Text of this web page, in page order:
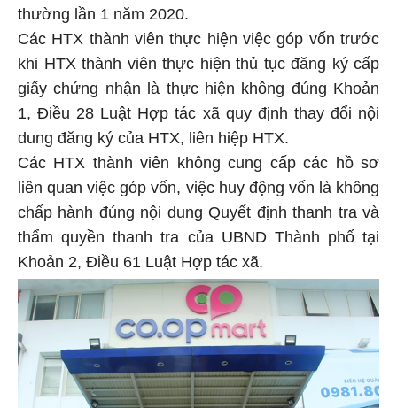
thường lần 1 năm 2020.
Các HTX thành viên thực hiện việc góp vốn trước
khi HTX thành viên thực hiện thủ tục đăng ký cấp
giấy chứng nhận là thực hiện không đúng Khoản
1, Điều 28 Luật Hợp tác xã quy định thay đổi nội
dung đăng ký của HTX, liên hiệp HTX.
Các HTX thành viên không cung cấp các hồ sơ
liên quan việc góp vốn, việc huy động vốn là không
chấp hành đúng nội dung Quyết định thanh tra và
thẩm quyền thanh tra của UBND Thành phố tại
Khoản 2, Điều 61 Luật Hợp tác xã.